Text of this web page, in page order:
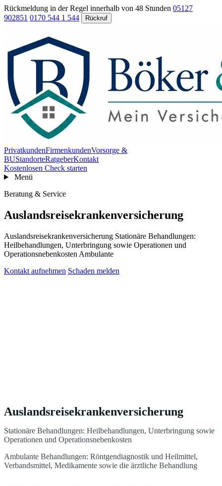
Rückmeldung in der Regel innerhalb von 48 Stunden 05127
902851 0170 544 1 544 Rückruf
PrivatkundenFirmenkundenVorsorge &
BUStandorteRatgeberKontakt
Kostenlosen Check starten
Menü
Beratung & Service
Auslandsreisekrankenversicherung
Auslandsreisekrankenversicherung Stationäre Behandlungen:
Heilbehandlungen, Unterbringung sowie Operationen und
Operationsnebenkosten Ambulante
Kontakt aufnehmen Schaden melden
Auslandsreisekrankenversicherung
Stationäre Behandlungen: Heilbehandlungen, Unterbringung sowie
Operationen und Operationsnebenkosten
Ambulante Behandlungen: Röntgendiagnostik und Heilmittel,
Verbandsmittel, Medikamente sowie die ärztliche Behandlung